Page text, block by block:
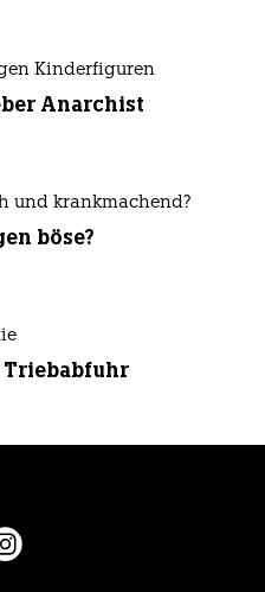
Kinderfiguren
Anarchist
und krankmachend?
böse?
Triebabfuhr